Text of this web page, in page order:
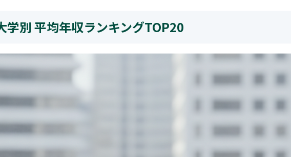
学別 平均年収ランキングTOP20